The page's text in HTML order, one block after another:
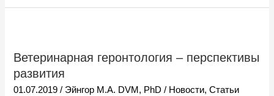
Ветеринарная геронтология – перспективы
развития
01.07.2019/ Эйнгор М.А. DVM, PhD/ Новости,Статьи
–
перспективы
развития